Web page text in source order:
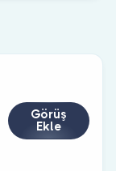
Görüş
Ekle